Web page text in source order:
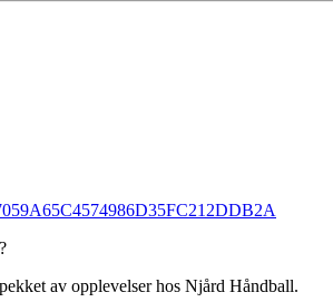
av opplevelser hos Njård Håndball.